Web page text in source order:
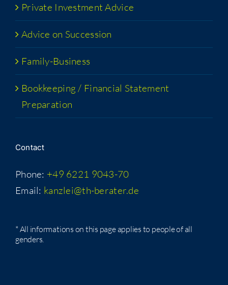
Pri­vate Invest­ment Advice
Advice on Succession
Fam­i­­ly-Busi­­ness
Book­keep­ing / Finan­cial State­ment
Preparation
Con­tact
Phone: +49 6221 9043-70
Email: kanzlei@th-berater.de
* All infor­ma­tions on this page applies to peo­ple of all
genders.